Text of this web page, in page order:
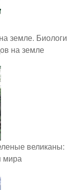
земле. Биологи
на земле
великаны:
мира